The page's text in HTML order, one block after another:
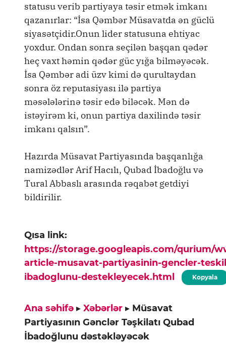
statusu verib partiyaya təsir etmək imkanı
qazanırlar: “İsa Qəmbər Müsavatda ən güclü
siyasətçidir.Onun lider statusuna ehtiyac
yoxdur. Ondan sonra seçilən başqan qədər
heç vaxt həmin qədər güc yığa bilməyəcək.
İsa Qəmbər adi üzv kimi də qurultaydan
sonra öz reputasiyası ilə partiya
məsələlərinə təsir edə biləcək. Mən də
istəyirəm ki, onun partiya daxilində təsir
imkanı qalsın”.
Hazırda Müsavat Partiyasında başqanlığa
namizədlər Arif Hacılı, Qubad İbadoğlu və
Tural Abbaslı arasında rəqabət getdiyi
bildirilir.
Qısa link:
https://storage.googleapis.com/qurium/
article-musavat-partiyasinin-gencler-
ibadoglunu-destekleyecek.html
Kopyala
Ana səhifə ▸ Xəbərlər ▸ Müsavat
Partiyasının Gənclər Təşkilatı Qubad
İbadoğlunu dəstəkləyəcək